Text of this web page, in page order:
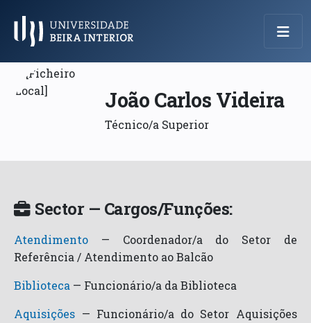
Menu Principal
João Carlos Videira
Técnico/a Superior
Sector — Cargos/Funções:
Atendimento — Coordenador/a do Setor de
Referência / Atendimento ao Balcão
Biblioteca — Funcionário/a da Biblioteca
Aquisições — Funcionário/a do Setor Aquisições